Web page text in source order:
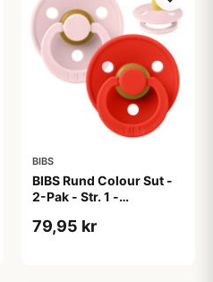
BIBS
BIBS Rund Colour Sut -
2-Pak - Str. 1 -
Blossom/Candy Apple
79,95 kr